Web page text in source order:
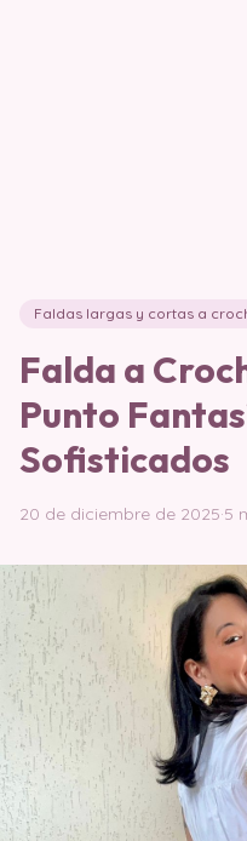
Faldas largas y cortas a
Falda a
Punto
Sofisticados
20 de diciembre de 2025·5